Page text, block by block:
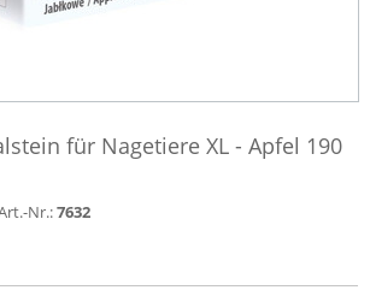
für Nagetiere XL - Apfel 190
Nr.:7632